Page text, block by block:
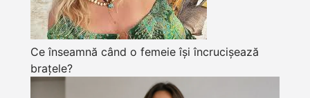
Ce înseamnă când o femeie își încrucișează
brațele?